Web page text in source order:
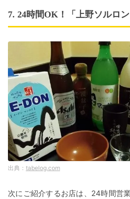
7. 24時間OK！「上野ソルロン
tabelog.com
次にご紹介するお店は、24時間営